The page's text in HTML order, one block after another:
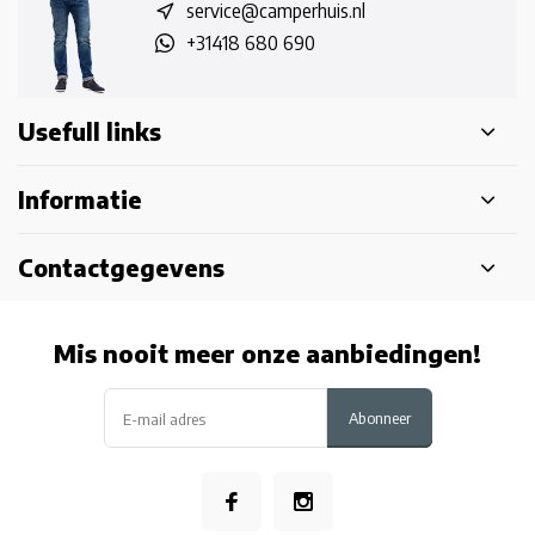
service@camperhuis.nl
+31418 680 690
Usefull links
Informatie
Contactgegevens
Mis nooit meer onze aanbiedingen!
Abonneer